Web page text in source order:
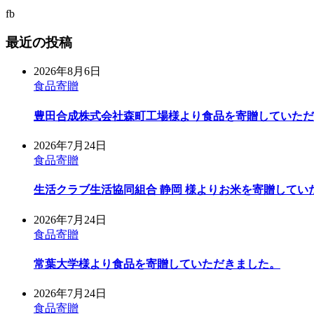
fb
最近の投稿
2026年8月6日
食品寄贈
豊田合成株式会社森町工場様より食品を寄贈していた
2026年7月24日
食品寄贈
生活クラブ生活協同組合 静岡 様よりお米を寄贈してい
2026年7月24日
食品寄贈
常葉大学様より食品を寄贈していただきました。
2026年7月24日
食品寄贈